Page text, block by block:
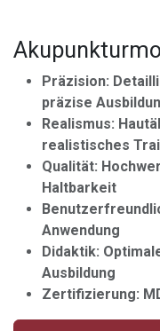
Präzision:
präzise
Realismus:
realistisches
Qualität:
Haltbarkeit
Anwendung
Didaktik:
Ausbildung
Zertifizierung: